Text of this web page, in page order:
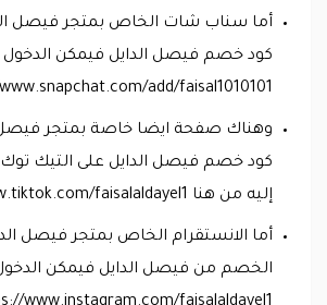
أما سناب شات الخاص بمتجر فيصل
كود خصم فيصل الدايل فيمكن الدخول
add/faisal1010101.
وهناك صفحة ايضا خاصة بمتجر فيصل
كود خصم فيصل الدايل على التيك توك
إليه من هنا https://www.tiktok.com/faisalaldayel1.
أما الانستقرام الخاص بمتجر فيصل
الخصم من فيصل الدايل فيمكن